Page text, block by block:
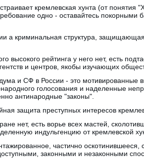
кремлевская хунта (от понятия
одно - оставайтесь покорными
а криминальная структура,
высокого рейтинга у него нет, есть
и центров, якобы изучающих
и СФ в России - это мотивированные
голосования и наделенные
антинародные "законы".
защита преступных интересов
нет, есть ворье всех мастей,
индульгенцию от кремлевской
частично
законными и незаконными